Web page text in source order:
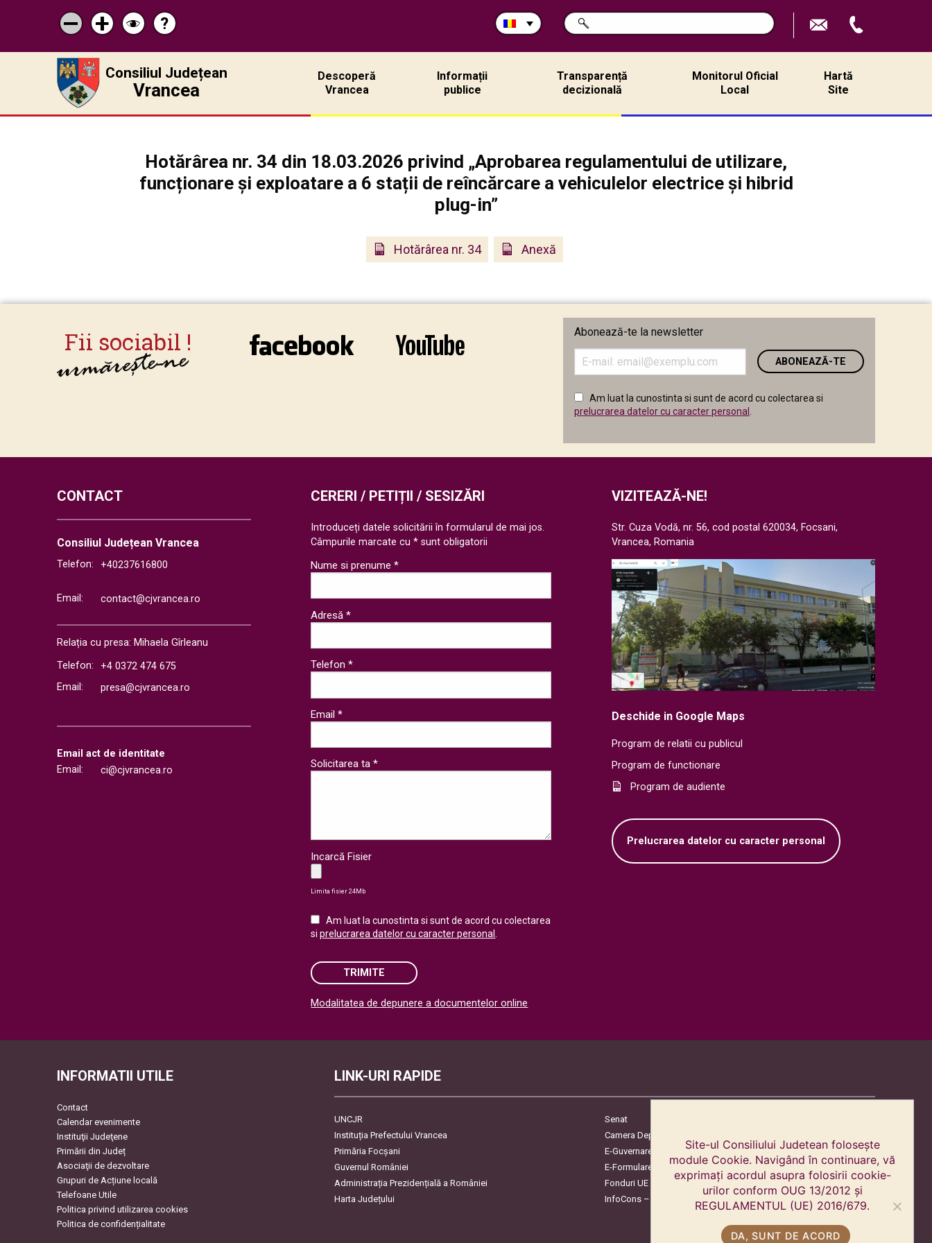
Micșorează
scrisul
Mărește
scrisul
Schimbă
contrastul
Pagina
de
ajutor
?
Caută
în
CAUTĂ
Consiliul Județean
Vrancea
Descoperă
Vrancea
Informații
publice
Transparență
decizională
Monitorul Oficial
Local
Hartă
Site
Hotărârea nr. 34 din 18.03.2026 privind „Aprobarea regulamentului de utilizare,
funcționare și exploatare a 6 stații de reîncărcare a vehiculelor electrice și hibrid
plug-in”
Hotărârea nr. 34 Anexă
Abonează-te la newsletter
adresa
email
în
câmpul
Am luat la cunostinta si sunt de acord cu colectarea si
prelucrarea datelor cu caracter personal .
CONTACT
Consiliul Județean Vrancea
Telefon: +40237616800
Email: contact@cjvrancea.ro
Relația cu presa: Mihaela Gîrleanu
Telefon:
+4 0372 474 675
Email:
presa@cjvrancea.ro
Email act de identitate
Email:
ci@cjvrancea.ro
VIZITEAZĂ-NE!
Str. Cuza Vodă, nr. 56, cod postal 620034, Focsani,
Vrancea, Romania
Deschide in Google Maps
Program de relatii cu publicul
Program de functionare
Program de audiente
Prelucrarea datelor cu caracter personal
CERERI / PETIȚII / SESIZĂRI
Introduceți datele solicitării în formularul de mai jos.
Câmpurile marcate cu * sunt obligatorii
Nume si prenume *
Adresă *
Telefon *
Email *
Solicitarea ta *
Incarcă Fisier
Limita fisier 24Mb
Am luat la cunostinta si sunt de acord cu colectarea
siprelucrarea datelor cu caracter personal.
TRIMITE
Modalitatea de depunere a documentelor online
INFORMATII UTILE
Contact
Calendar evenimente
Instituţii Judeţene
Primării din Județ
Asociaţii de dezvoltare
Grupuri de Acțiune locală
Telefoane Utile
Politica privind utilizarea cookies
Politica de confidențialitate
LINK-URI RAPIDE
UNCJR
Senat
Instituția Prefectului Vrancea
Camera Deputaților
Primăria Focşani
E-Guvernare
Guvernul României
E-Formulare
Administrația Prezidențială a României
Fonduri UE
Harta Județului
InfoCons – Protecția Consumatorilor
Site-ul Consiliului Judetean folosește
module Cookie. Navigând în continuare, vă
exprimați acordul asupra folosirii cookie-
urilor conform OUG 13/2012 și
REGULAMENTUL (UE) 2016/679.
DA, SUNT DE ACORD